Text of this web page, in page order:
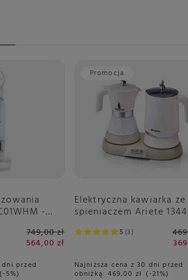
-
749,00 zł
564,00 zł
przed
-5%
Promocja
5 3
Elektryczna kawiarka ze
spieniaczem Ariete
Najniższa cena z 30 dni przed
obniżką:469,00 zł -21%